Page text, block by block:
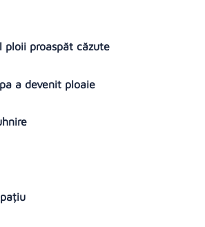
ploii proaspăt căzute
a devenit ploaie